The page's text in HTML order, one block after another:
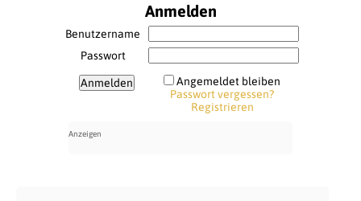
Anmelden
Benutzername
Passwort
Angemeldet bleiben
Passwort vergessen?
Registrieren